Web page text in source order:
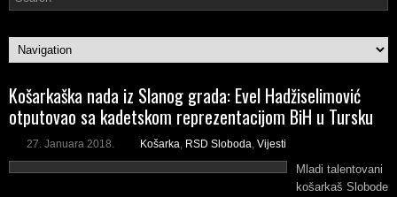
Košarkaška nada iz Slanog grada: Evel Hadžiselimović
otputovao sa kadetskom reprezentacijom BiH u Tursku
27. Januara 2018. Košarka, RSD Sloboda, Vijesti
Mladi talentovani
košarkaš Slobode